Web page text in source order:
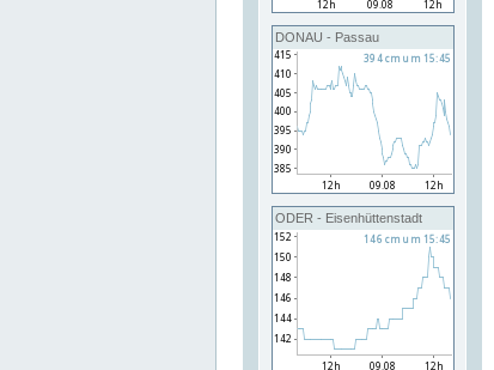
DONAU - Passau
ODER - Eisenhüttenstadt